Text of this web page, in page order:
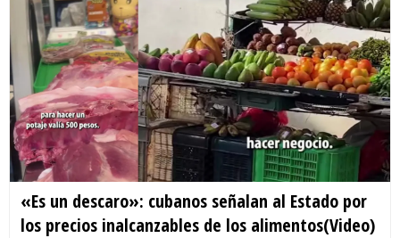
«Es un descaro»: cubanos señalan al Estado por
los precios inalcanzables de los alimentos(Video)